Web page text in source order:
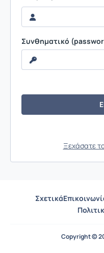
Συνθηματικό
Ξεχάσατε
Σχετικά
Copyright ©